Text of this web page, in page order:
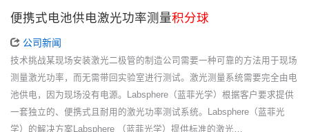
便携式电池供电激光功率测量积分球
公司新闻
技术挑战某现场安装激光二极管的制造公司需要一种可靠的方法用于现场
测量激光功率，而无需带回实验室进行测试。激光测量系统需要完全由电
池供电，因为现场没有电源。Labsphere（蓝菲光学）根据客户要求提供
一套独立的、便携式且耐用的激光功率测试系统。Labsphere（蓝菲光
学）的解决方案Labsphere （蓝菲光学）提供标准的激光…